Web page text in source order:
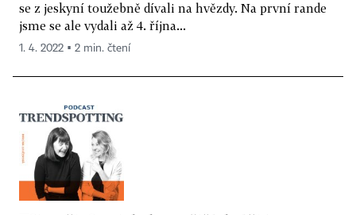
se z jeskyní toužebně dívali na hvězdy. Na první rande
jsme se ale vydali až 4. října...
1. 4. 2022 ▪ 2 min. čtení